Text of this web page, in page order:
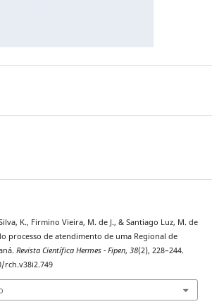
K., Firmino Vieira, M. de J., & Santiago Luz, M. de
processo de atendimento de uma Regional de
Revista Científica Hermes - Fipen, 38(2), 228–244.